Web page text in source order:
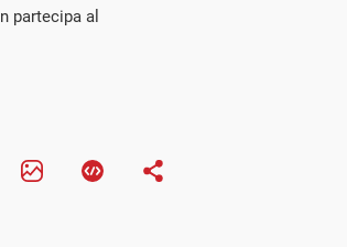
partecipa al